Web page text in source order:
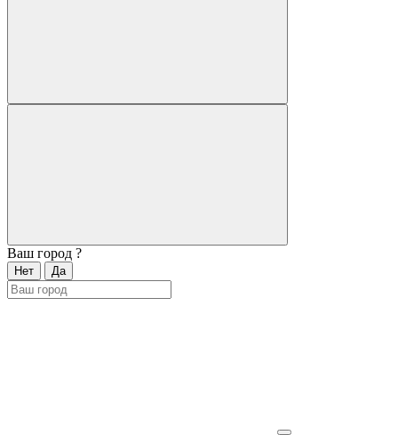
Ваш город ?
Нет Да